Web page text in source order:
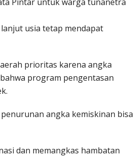
usia tetap mendapat
prioritas karena angka
program pengentasan
angka kemiskinan bisa
dan memangkas hambatan